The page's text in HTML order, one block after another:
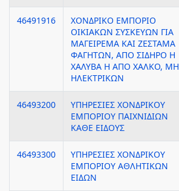
46491916
ΧΟΝΔΡΙΚΟ ΕΜΠΟΡΙΟ
ΟΙΚΙΑΚΩΝ ΣΥΣΚΕΥΩΝ ΓΙΑ
ΜΑΓΕΙΡΕΜΑ ΚΑΙ ΖΕΣΤΑΜΑ
ΦΑΓΗΤΩΝ, ΑΠΟ ΣΙΔΗΡΟ Η
ΧΑΛΥΒΑ Η ΑΠΟ ΧΑΛΚΟ, ΜΗ
ΗΛΕΚΤΡΙΚΩΝ
46493200
ΥΠΗΡΕΣΙΕΣ ΧΟΝΔΡΙΚΟΥ
ΕΜΠΟΡΙΟΥ ΠΑΙΧΝΙΔΙΩΝ
ΚΑΘΕ ΕΙΔΟΥΣ
46493300
ΥΠΗΡΕΣΙΕΣ ΧΟΝΔΡΙΚΟΥ
ΕΜΠΟΡΙΟΥ ΑΘΛΗΤΙΚΩΝ
ΕΙΔΩΝ